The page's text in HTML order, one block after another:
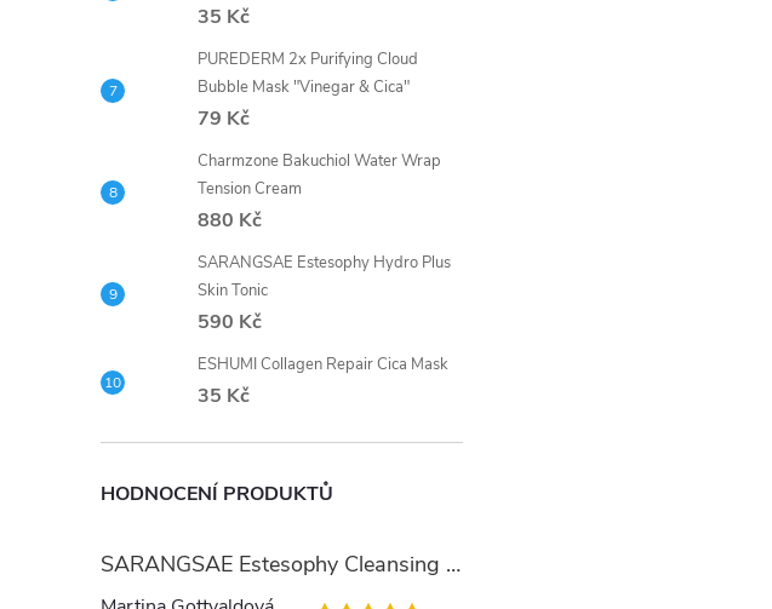
35 Kč
PUREDERM 2x Purifying Cloud
Bubble Mask "Vinegar & Cica"
79 Kč
Charmzone Bakuchiol Water Wrap
Tension Cream
880 Kč
SARANGSAE Estesophy Hydro Plus
Skin Tonic
590 Kč
ESHUMI Collagen Repair Cica Mask
35 Kč
HODNOCENÍ PRODUKTŮ
SARANGSAE Estesophy Cleansing Gel